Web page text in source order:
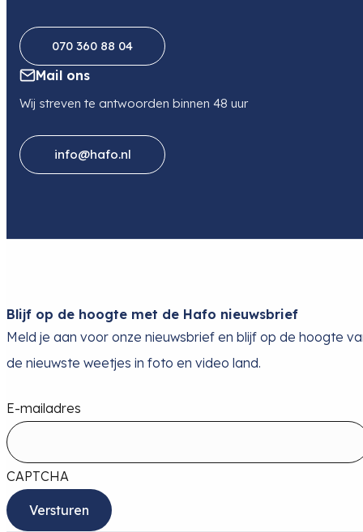
070 360 88 04
Mail ons
Wij streven te antwoorden binnen 48 uur
info@hafo.nl
Blijf op de hoogte met de Hafo nieuwsbrief
Meld je aan voor onze nieuwsbrief en blijf op de hoogte
de nieuwste weetjes in foto en video land.
E-mailadres
CAPTCHA